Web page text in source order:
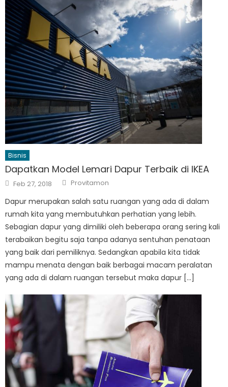
Bisnis
Dapatkan Model Lemari Dapur Terbaik di IKEA
Posted
on
Feb 27, 2018 Author
Provitamon
Dapur merupakan salah satu ruangan yang ada di dalam
rumah kita yang membutuhkan perhatian yang lebih.
Sebagian dapur yang dimiliki oleh beberapa orang sering kali
terabaikan begitu saja tanpa adanya sentuhan penataan
yang baik dari pemiliknya. Sedangkan apabila kita tidak
mampu menata dengan baik berbagai macam peralatan
yang ada di dalam ruangan tersebut maka dapur […]